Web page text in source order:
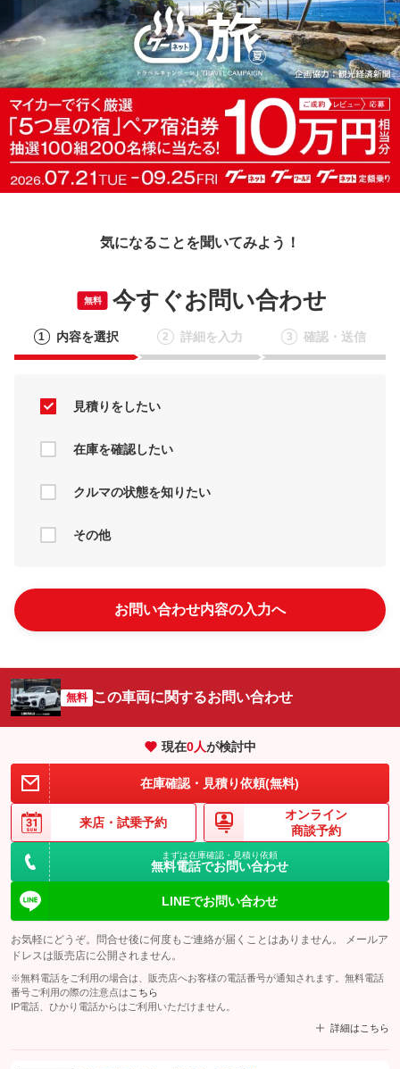
気になることを聞いてみよう！
無料 今すぐお問い合わせ
1 内容を選択 2 詳細を入力 3 確認・送信
見積りをしたい
在庫を確認したい
クルマの状態を知りたい
その他
お問い合わせ内容の入力へ
無料 この車両に関するお問い合わせ
現在0人が検討中
在庫確認・見積り依頼(無料)
来店・ 試乗予約
オンライン
商談予約
まずは在庫確認・見積り依頼
無料電話でお問い合わせ
LINEでお問い合わせ
お気軽にどうぞ。問合せ後に何度もご連絡が届くことはありません。 メールア
ドレスは販売店に公開されません。
※無料電話をご利用の場合は、販売店へお客様の電話番号が通知されます。無料電話
番号ご利用の際の注意点は こちら
IP電話、ひかり電話からはご利用いただけません。
詳細はこちら